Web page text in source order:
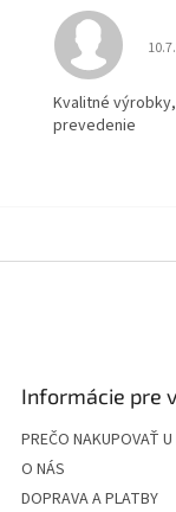
5 hviezdičiek.
Kvalitné
prevedenie
Informácie pre
PREČO NAKUPOVAŤ U
O NÁS
DOPRAVA A PLATBY